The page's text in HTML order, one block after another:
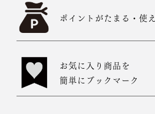
ポイントがたまる・使
お気に入り商品を
簡単にブックマーク